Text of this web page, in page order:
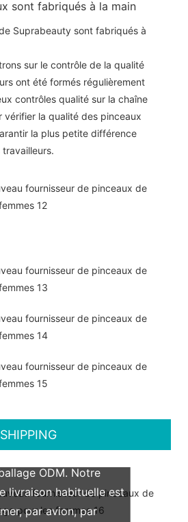
sont fabriqués à la main
Suprabeauty sont fabriqués à
sur le contrôle de la qualité
ont été formés régulièrement
contrôles qualité sur la chaîne
la qualité des pinceaux
la plus petite différence
en charge les deux
ODM. Notre
livraison habituelle est
par avion, par